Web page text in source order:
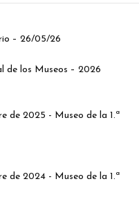
– 26/05/26
de los Museos – 2026
de 2025 - Museo de la 1.ª
de 2024 - Museo de la 1.ª